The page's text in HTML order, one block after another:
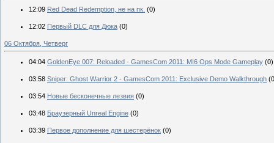
12:09 Red Dead Redemption, не на пк. (0)
12:02 Первый DLC для Дюка (0)
06 Октября, Четверг
04:04 GoldenEye 007: Reloaded - GamesCom 2011: MI6 Ops Mode Gameplay (0)
03:58 Sniper: Ghost Warrior 2 - GamesCom 2011: Exclusive Demo Walkthrough
03:54 Новые бесконечные лезвия (0)
03:48 Браузерный Unreal Engine (0)
03:39 Первое дополнение для шестерёнок (0)